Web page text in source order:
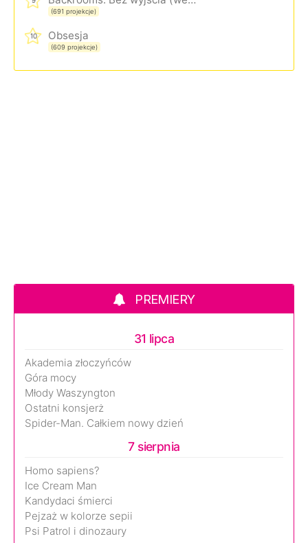
(691 projekcje)
10 Obsesja
(609 projekcje)
PREMIERY
31 lipca
Akademia złoczyńców
Góra mocy
Młody Waszyngton
Ostatni konsjerż
Spider-Man. Całkiem nowy dzień
7 sierpnia
Homo sapiens?
Ice Cream Man
Kandydaci śmierci
Pejzaż w kolorze sepii
Psi Patrol i dinozaury